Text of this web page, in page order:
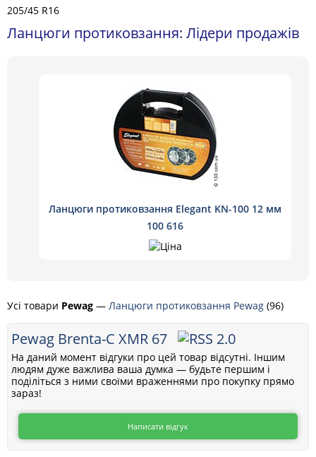
205/45 R16
Ланцюги протиковзання: Лідери продажів
Ланцюги протиковзання Elegant KN-100 12 мм
100 616
Усі товари Pewag — Ланцюги протиковзання Pewag (96)
Pewag Brenta-C XMR 67
На даний момент відгуки про цей товар відсутні. Іншим
людям дуже важлива ваша думка — будьте першим і
поділіться з ними своїми враженнями про покупку прямо
зараз!
Написати відгук